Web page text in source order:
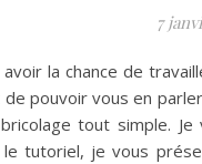
7
la chance de
pouvoir vous en
tout simple.
tutoriel, je vous